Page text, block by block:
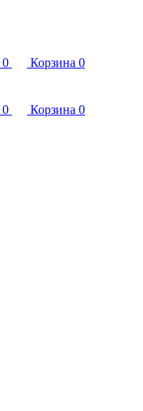
0 Корзина 0
0 Корзина 0